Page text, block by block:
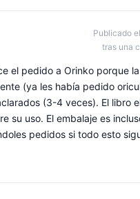
Publicado
tras una
el pedido a Orinko porque
(ya les había pedido
(3-4 veces). El libro
su uso. El embalaje es
pedidos si todo esto